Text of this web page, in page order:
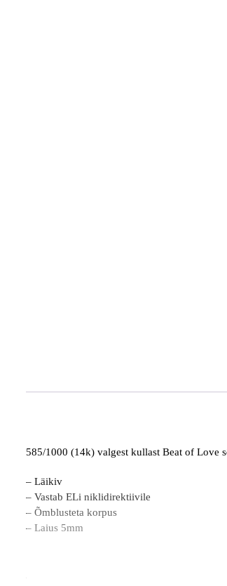
585/1000 (14k) valgest kullast Beat of Love
– Läikiv
– Vastab ELi niklidirektiivile
– Õmblusteta korpus
– Laius 5mm